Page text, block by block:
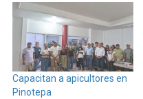
Capacitan a apicultores en
Pinotepa